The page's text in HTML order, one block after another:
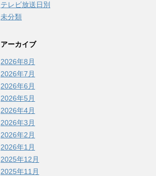
テレビ放送日別
未分類
アーカイブ
2026年8月
2026年7月
2026年6月
2026年5月
2026年4月
2026年3月
2026年2月
2026年1月
2025年12月
2025年11月